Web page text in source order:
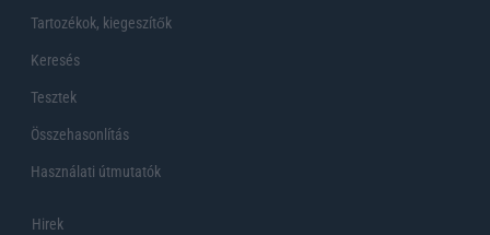
Tartozékok, kiegeszítők
Keresés
Tesztek
Összehasonlítás
Használati útmutatók
Hirek